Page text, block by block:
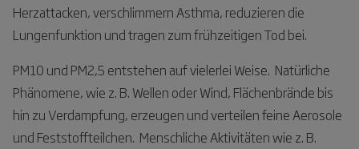
Herzattacken, verschlimmern Asthma, reduzieren die
Lungenfunktion und tragen zum frühzeitigen Tod bei.
PM10 und PM2,5 entstehen auf vielerlei Weise. Natürliche
Phänomene, wie z. B. Wellen oder Wind, Flächenbrände bis
hin zu Verdampfung, erzeugen und verteilen feine Aerosole
und Feststoffteilchen. Menschliche Aktivitäten wie z. B.